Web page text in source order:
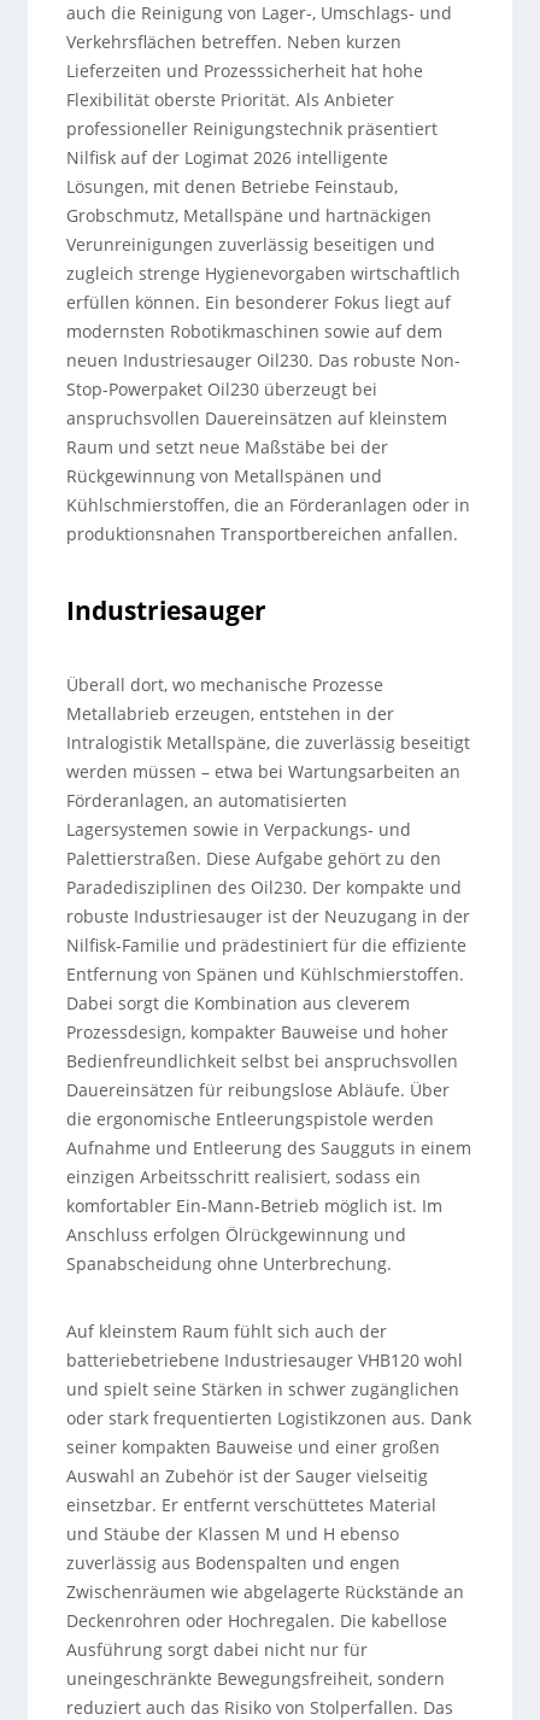
auch die Reinigung von Lager-, Umschlags- und
Verkehrsflächen betreffen. Neben kurzen
Lieferzeiten und Prozesssicherheit hat hohe
Flexibilität oberste Priorität. Als Anbieter
professioneller Reinigungstechnik präsentiert
Nilfisk auf der Logimat 2026 intelligente
Lösungen, mit denen Betriebe Feinstaub,
Grobschmutz, Metallspäne und hartnäckigen
Verunreinigungen zuverlässig beseitigen und
zugleich strenge Hygienevorgaben wirtschaftlich
erfüllen können. Ein besonderer Fokus liegt auf
modernsten Robotikmaschinen sowie auf dem
neuen Industriesauger Oil230. Das robuste Non-
Stop-Powerpaket Oil230 überzeugt bei
anspruchsvollen Dauereinsätzen auf kleinstem
Raum und setzt neue Maßstäbe bei der
Rückgewinnung von Metallspänen und
Kühlschmierstoffen, die an Förderanlagen oder in
produktionsnahen Transportbereichen anfallen.
Industriesauger
Überall dort, wo mechanische Prozesse
Metallabrieb erzeugen, entstehen in der
Intralogistik Metallspäne, die zuverlässig beseitigt
werden müssen – etwa bei Wartungsarbeiten an
Förderanlagen, an automatisierten
Lagersystemen sowie in Verpackungs- und
Palettierstraßen. Diese Aufgabe gehört zu den
Paradedisziplinen des Oil230. Der kompakte und
robuste Industriesauger ist der Neuzugang in der
Nilfisk-Familie und prädestiniert für die effiziente
Entfernung von Spänen und Kühlschmierstoffen.
Dabei sorgt die Kombination aus cleverem
Prozessdesign, kompakter Bauweise und hoher
Bedienfreundlichkeit selbst bei anspruchsvollen
Dauereinsätzen für reibungslose Abläufe. Über
die ergonomische Entleerungspistole werden
Aufnahme und Entleerung des Saugguts in einem
einzigen Arbeitsschritt realisiert, sodass ein
komfortabler Ein-Mann-Betrieb möglich ist. Im
Anschluss erfolgen Ölrückgewinnung und
Spanabscheidung ohne Unterbrechung.
Auf kleinstem Raum fühlt sich auch der
batteriebetriebene Industriesauger VHB120 wohl
und spielt seine Stärken in schwer zugänglichen
oder stark frequentierten Logistikzonen aus. Dank
seiner kompakten Bauweise und einer großen
Auswahl an Zubehör ist der Sauger vielseitig
einsetzbar. Er entfernt verschüttetes Material
und Stäube der Klassen M und H ebenso
zuverlässig aus Bodenspalten und engen
Zwischenräumen wie abgelagerte Rückstände an
Deckenrohren oder Hochregalen. Die kabellose
Ausführung sorgt dabei nicht nur für
uneingeschränkte Bewegungsfreiheit, sondern
reduziert auch das Risiko von Stolperfallen. Das